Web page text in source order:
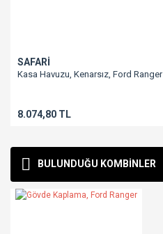
SAFARİ
Kasa Havuzu, Kenarsız, Ford Ranger
8.074,80 TL
BULUNDUĞU KOMBİNLER